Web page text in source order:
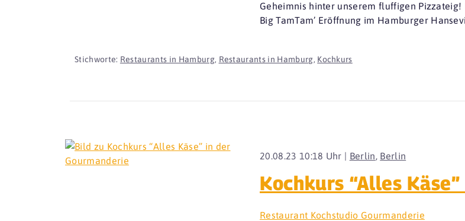
Geheimnis hinter unserem fluffigen Pizzateig!
Big TamTam’ Eröffnung im Hamburger
Stichworte: Restaurants in Hamburg, Restaurants in Hamburg, Kochkurs
20.08.23 10:18 Uhr | Berlin, Berlin
Kochkurs “Alles
Restaurant Kochstudio Gourmanderie